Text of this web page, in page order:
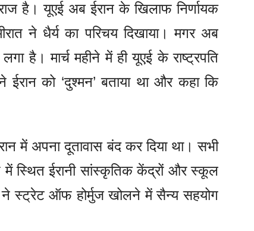
है। यूएई अब ईरान के खिलाफ निर्णायक
ने धैर्य का परिचय दिखाया। मगर अब
है। मार्च महीने में ही यूएई के राष्ट्रपति
को ‘दुश्मन’ बताया था और कहा कि
में अपना दूतावास बंद कर दिया था। सभी
में स्थित ईरानी सांस्कृतिक केंद्रों और स्कूल
स्ट्रेट ऑफ होर्मुज खोलने में सैन्य सहयोग